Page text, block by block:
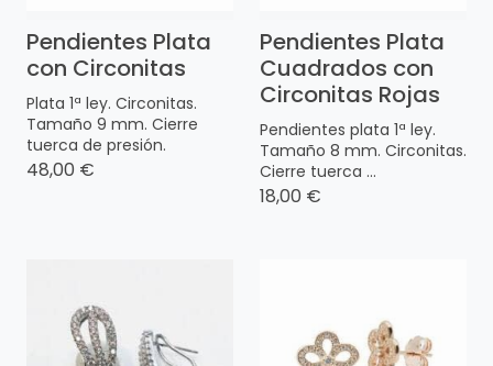
Pendientes Plata
con Circonitas
Plata 1ª ley. Circonitas.
Tamaño 9 mm. Cierre
tuerca de presión.
48,00 €
Pendientes Plata
Cuadrados con
Circonitas Rojas
Pendientes plata 1ª ley.
Tamaño 8 mm. Circonitas.
Cierre tuerca ...
18,00 €